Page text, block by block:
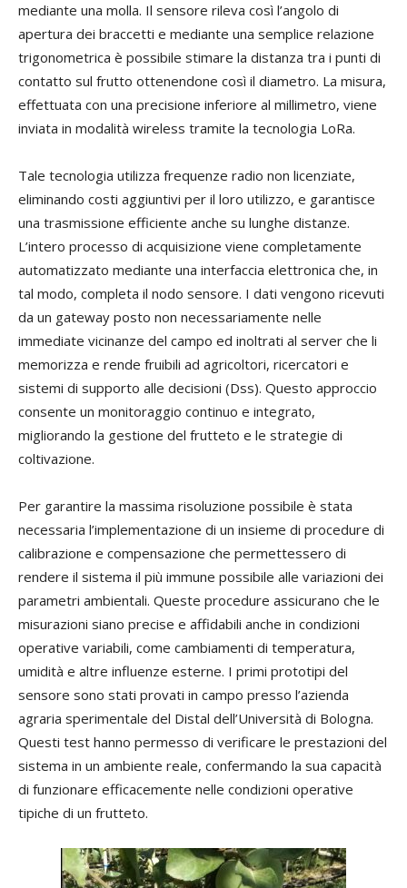
mediante una molla. Il sensore rileva così l’angolo di
apertura dei braccetti e mediante una semplice relazione
trigonometrica è possibile stimare la distanza tra i punti di
contatto sul frutto ottenendone così il diametro. La misura,
effettuata con una precisione inferiore al millimetro, viene
inviata in modalità wireless tramite la tecnologia LoRa.
Tale tecnologia utilizza frequenze radio non licenziate,
eliminando costi aggiuntivi per il loro utilizzo, e garantisce
una trasmissione efficiente anche su lunghe distanze.
L’intero processo di acquisizione viene completamente
automatizzato mediante una interfaccia elettronica che, in
tal modo, completa il nodo sensore. I dati vengono ricevuti
da un gateway posto non necessariamente nelle
immediate vicinanze del campo ed inoltrati al server che li
memorizza e rende fruibili ad agricoltori, ricercatori e
sistemi di supporto alle decisioni (Dss). Questo approccio
consente un monitoraggio continuo e integrato,
migliorando la gestione del frutteto e le strategie di
coltivazione.
Per garantire la massima risoluzione possibile è stata
necessaria l’implementazione di un insieme di procedure di
calibrazione e compensazione che permettessero di
rendere il sistema il più immune possibile alle variazioni dei
parametri ambientali. Queste procedure assicurano che le
misurazioni siano precise e affidabili anche in condizioni
operative variabili, come cambiamenti di temperatura,
umidità e altre influenze esterne. I primi prototipi del
sensore sono stati provati in campo presso l’azienda
agraria sperimentale del Distal dell’Università di Bologna.
Questi test hanno permesso di verificare le prestazioni del
sistema in un ambiente reale, confermando la sua capacità
di funzionare efficacemente nelle condizioni operative
tipiche di un frutteto.